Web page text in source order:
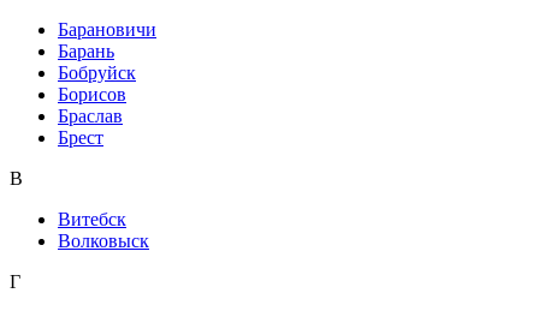
Барановичи
Барань
Бобруйск
Борисов
Браслав
Брест
В
Витебск
Волковыск
Г